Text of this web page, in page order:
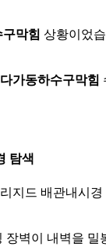
구막힘 상황이었
다가동하수구막힘
탐색
지드 배관내시경
장벽이 내벽을 밀